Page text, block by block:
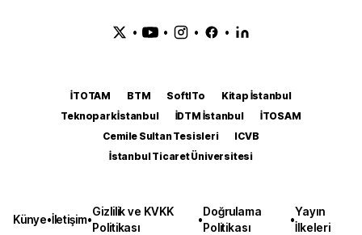
• • • •
İTOTAM BTM SoftITo
Kitap İstanbul
Teknopark İstanbul
İDTM İstanbul
İTOSAM
Cemile Sultan Tesisleri
ICVB
İstanbul Ticaret Üniversitesi
Künye•İletişim•
Gizlilik ve KVKK
Politikası
•
Doğrulama
Politikası
•
Yayın
İlkeleri